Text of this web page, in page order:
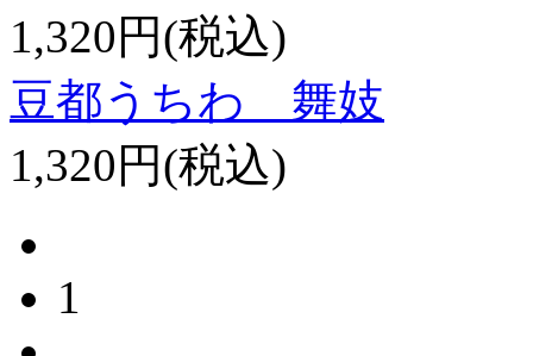
1,320円(税込)
豆都うちわ 舞妓
1,320円(税込)
1